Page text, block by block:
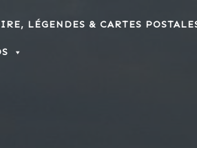
LÉGENDES & CARTES